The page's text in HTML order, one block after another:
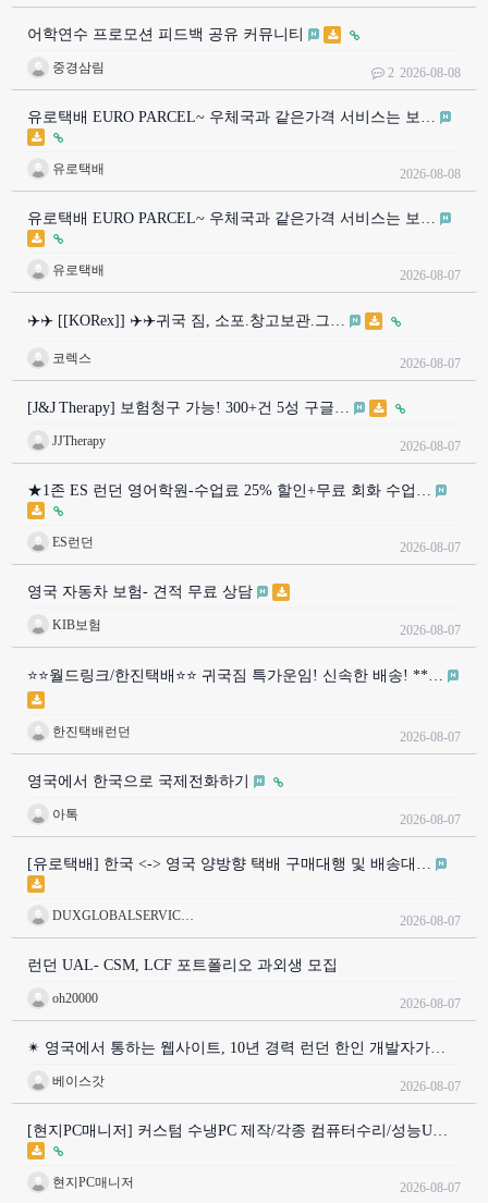
어학연수 프로모션 피드백 공유 커뮤니티
중경삼림 2 2026-08-08
유로택배 EURO PARCEL~ 우체국과 같은가격 서비스는 보…
유로택배 2026-08-08
유로택배 EURO PARCEL~ 우체국과 같은가격 서비스는 보…
유로택배 2026-08-07
✈️✈️ [[KORex]] ✈️✈️귀국 짐, 소포.창고보관.그…
코렉스 2026-08-07
[J&J Therapy] 보험청구 가능! 300+건 5성 구글…
JJTherapy 2026-08-07
★1존 ES 런던 영어학원-수업료 25% 할인+무료 회화 수업…
ES런던 2026-08-07
영국 자동차 보험- 견적 무료 상담
KIB보험 2026-08-07
⭐⭐월드링크/한진택배⭐⭐ 귀국짐 특가운임! 신속한 배송! **…
한진택배런던 2026-08-07
영국에서 한국으로 국제전화하기
아톡 2026-08-07
[유로택배] 한국 <-> 영국 양방향 택배 구매대행 및 배송대…
DUXGLOBALSERVIC… 2026-08-07
런던 UAL- CSM, LCF 포트폴리오 과외생 모집
oh20000 2026-08-07
✴ 영국에서 통하는 웹사이트, 10년 경력 런던 한인 개발자가…
베이스갓 2026-08-07
[현지PC매니저] 커스텀 수냉PC 제작/각종 컴퓨터수리/성능U…
현지PC매니저 2026-08-07